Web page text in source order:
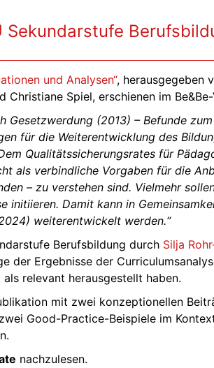
und Analysen“, herausgegeben
Spiel, erschienen im
Gesetzwerdung (2013) – Befunde
für die Weiterentwicklung des
Qualitätssicherungsrates für
als verbindliche Vorgaben für die
– zu verstehen sind. Vielmehr
Damit kann in
weiterentwickelt werden.“
Berufsbildung durch Silja
der Ergebnisse der
relevant herausgestellt haben.
mit zwei konzeptionellen
Good-Practice-Beispiele im
nachzulesen.